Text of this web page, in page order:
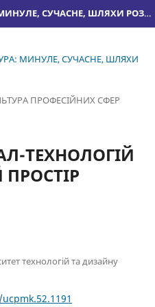
УКРАЇНСЬКА КУЛЬТУРА : МИНУЛЕ, СУЧАСНЕ, ШЛЯХИ РОЗВИТКУ
МИНУЛЕ, СУЧАСНЕ, ШЛЯХИ
ПРОФЕСІЙНИХ СФЕР
ТЕХНОЛОГІЙ
технологій та дизайну